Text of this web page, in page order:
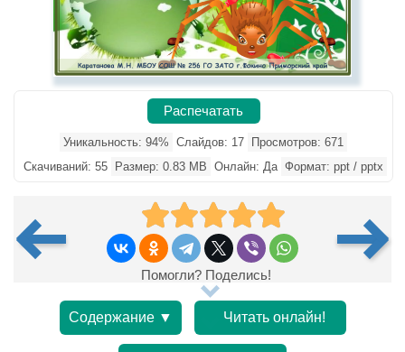
Распечатать
Уникальность: 94% Слайдов: 17
Просмотров: 671
Скачиваний: 55
Размер: 0.83 MB Онлайн: Да Формат: ppt / pptx
Помогли? Поделись!
Содержание ▼ Читать онлайн!